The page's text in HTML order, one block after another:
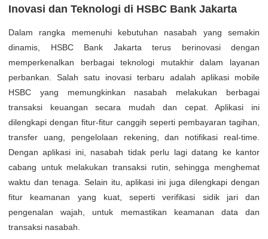
Inovasi dan Teknologi di HSBC Bank Jakarta
Dalam rangka memenuhi kebutuhan nasabah yang semakin
dinamis, HSBC Bank Jakarta terus berinovasi dengan
memperkenalkan berbagai teknologi mutakhir dalam layanan
perbankan. Salah satu inovasi terbaru adalah aplikasi mobile
HSBC yang memungkinkan nasabah melakukan berbagai
transaksi keuangan secara mudah dan cepat. Aplikasi ini
dilengkapi dengan fitur-fitur canggih seperti pembayaran tagihan,
transfer uang, pengelolaan rekening, dan notifikasi real-time.
Dengan aplikasi ini, nasabah tidak perlu lagi datang ke kantor
cabang untuk melakukan transaksi rutin, sehingga menghemat
waktu dan tenaga. Selain itu, aplikasi ini juga dilengkapi dengan
fitur keamanan yang kuat, seperti verifikasi sidik jari dan
pengenalan wajah, untuk memastikan keamanan data dan
transaksi nasabah.